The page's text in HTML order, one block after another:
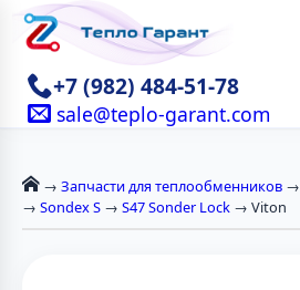
+7 (982) 484-51-78
sale@teplo-garant.com
→ Запчасти для теплообменников →
→ Sondex S → S47 Sonder Lock → Viton